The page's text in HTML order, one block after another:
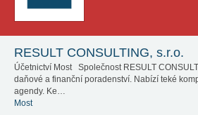
RESULT CONSULTING, s.r.o.
Účetnictví Most Společnost RESULT
daňové a finanční poradenství. Nabízí teké
agendy. Ke…
Most